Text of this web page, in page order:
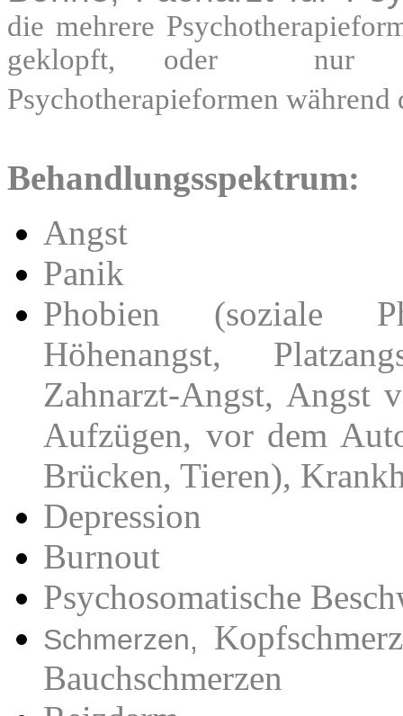
die mehrere
geklopft, oder nur
Psychotherapieformen
Behandlungsspektrum:
Angst
Panik
Phobien (soziale
Höhenangst,
Zahnarzt-Angst, Angst
Aufzügen, vor dem
Brücken, Tieren),
Depression
Burnout
Psychosomatische
Schmerzen,
Bauchschmerzen